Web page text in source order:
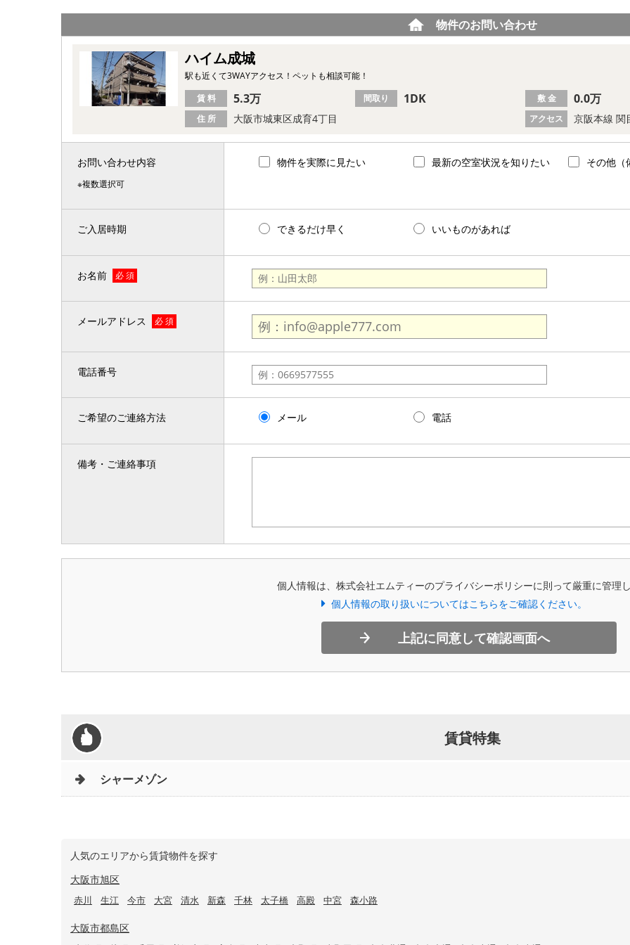
物件のお問い合わせ
ハイム成城
駅も近くて3WAYアクセス！ペットも相談可能！
住 所 大阪市城東区成育4丁目 アクセス 京阪本線 関
賃 料 5.3万 間取り 1DK 敷 金 0.0万
お問い合わせ内容
※複数選択可
物件を実際に見たい 最新の空室状況を知りたい その他（
ご入居時期 できるだけ早く いいものがあれば
お名前 必 須
メールアドレス 必 須
電話番号
ご希望のご連絡方法 メール 電話
備考・ご連絡事項
個人情報は、株式会社エムティーのプライバシーポリシーに則って厳重に管理
個人情報の取り扱いについてはこちらをご確認ください。
上記に同意して確認画面へ
賃貸特集
シャーメゾン
人気のエリアから賃貸物件を探す
大阪市旭区
赤川 生江 今市 大宮 清水 新森 千林 太子橋 高殿 中宮 森小路
大阪市都島区